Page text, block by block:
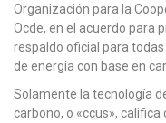
Organización para la
Ocde, en el acuerdo para
respaldo oficial para
de energía con base en
Solamente la tecnología
carbono, o «ccus»,